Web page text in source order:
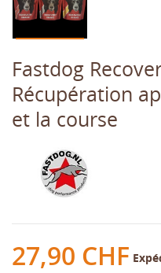
Fastdog
Récupération
et la course
27,90 CHF